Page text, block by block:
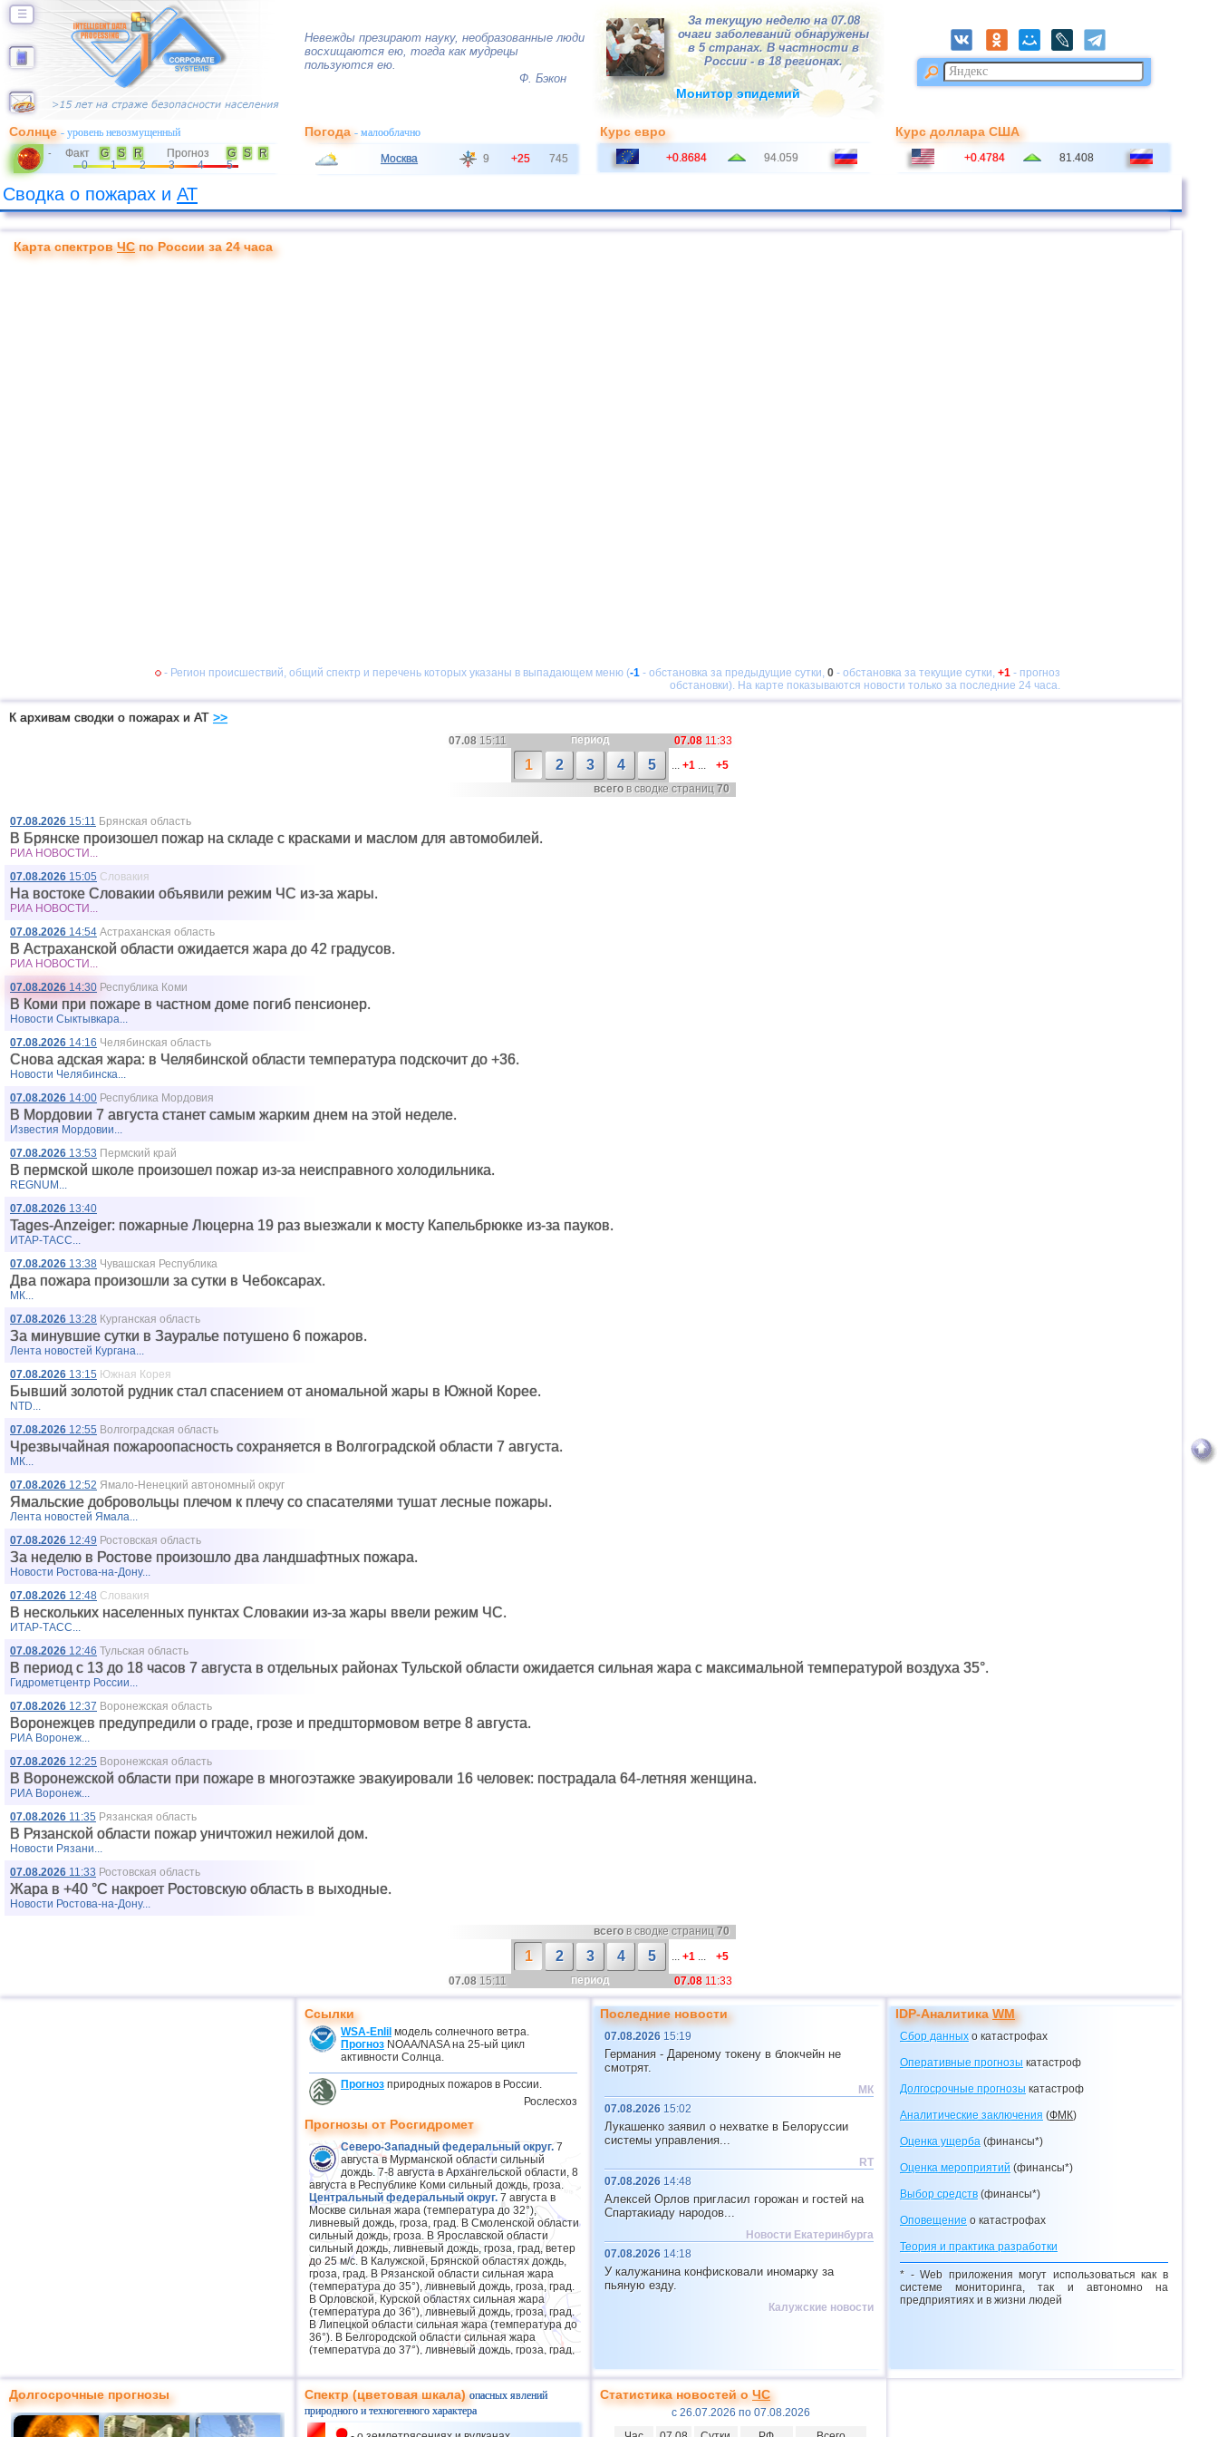
☰
Невежды презирают науку, необразованные люди
восхищаются ею, тогда как мудрецы
пользуются ею.
Ф. Бэкон
За текущую неделю на 07.08
очаги заболеваний обнаружены
в 5 странах. В частности в
России - в 18 регионах.
Монитор эпидемий
Солнце- уровень невозмущенный
- Факт G S R Прогноз G S
R
0
1 2 3 4 5
Погода- малооблачно
Москва 9 +25 745
Курс евро
+0.8684 94.059
Курс доллара США
+0.4784 81.408
Сводка о пожарах и АТ
Карта спектровЧСпо России за 24 часа
- Регион происшествий, общий спектр и перечень которых указаны в выпадающем меню (-1- обстановка за предыдущие сутки, 0- обстановка за текущие сутки, +1- прогноз
обстановки). На карте показываются новости только за последние 24 часа.
К архивам сводки о пожарах и АТ >>
07.0815:11 период 07.0811:33
1 2 3 4 5 ... +1...
+5
всегов сводке страниц 70
07.08.2026 15:11 Брянская область
В Брянске произошел пожар на складе с красками и маслом для автомобилей.
РИА НОВОСТИ...
07.08.2026 15:05 Словакия
На востоке Словакии объявили режим ЧС из-за жары.
РИА НОВОСТИ...
07.08.2026 14:54 Астраханская область
В Астраханской области ожидается жара до 42 градусов.
РИА НОВОСТИ...
07.08.2026 14:30 Республика Коми
В Коми при пожаре в частном доме погиб пенсионер.
Новости Сыктывкара...
07.08.2026 14:16 Челябинская область
Снова адская жара: в Челябинской области температура подскочит до +36.
Новости Челябинска...
07.08.2026 14:00 Республика Мордовия
В Мордовии 7 августа станет самым жарким днем на этой неделе.
Известия Мордовии...
07.08.2026 13:53 Пермский край
В пермской школе произошел пожар из-за неисправного холодильника.
REGNUM...
07.08.2026 13:40
Tages-Anzeiger: пожарные Люцерна 19 раз выезжали к мосту Капельбрюкке из-за пауков.
ИТАР-ТАСС...
07.08.2026 13:38 Чувашская Республика
Два пожара произошли за сутки в Чебоксарах.
МК...
07.08.2026 13:28 Курганская область
За минувшие сутки в Зауралье потушено 6 пожаров.
Лента новостей Кургана...
07.08.2026 13:15 Южная Корея
Бывший золотой рудник стал спасением от аномальной жары в Южной Корее.
NTD...
07.08.2026 12:55 Волгоградская область
Чрезвычайная пожароопасность сохраняется в Волгоградской области 7 августа.
МК...
07.08.2026 12:52 Ямало-Ненецкий автономный округ
Ямальские добровольцы плечом к плечу со спасателями тушат лесные пожары.
Лента новостей Ямала...
07.08.2026 12:49 Ростовская область
За неделю в Ростове произошло два ландшафтных пожара.
Новости Ростова-на-Дону...
07.08.2026 12:48 Словакия
В нескольких населенных пунктах Словакии из-за жары ввели режим ЧС.
ИТАР-ТАСС...
07.08.2026 12:46 Тульская область
В период с 13 до 18 часов 7 августа в отдельных районах Тульской области ожидается сильная жара с максимальной температурой воздуха 35°.
Гидрометцентр России...
07.08.2026 12:37 Воронежская область
Воронежцев предупредили о граде, грозе и предштормовом ветре 8 августа.
РИА Воронеж...
07.08.2026 12:25 Воронежская область
В Воронежской области при пожаре в многоэтажке эвакуировали 16 человек: пострадала 64-летняя женщина.
РИА Воронеж...
07.08.2026 11:35 Рязанская область
В Рязанской области пожар уничтожил нежилой дом.
Новости Рязани...
07.08.2026 11:33 Ростовская область
Жара в +40 °С накроет Ростовскую область в выходные.
Новости Ростова-на-Дону...
всегов сводке страниц 70
1 2 3 4 5 ... +1...
+5
07.0815:11 период 07.0811:33
Ссылки
WSA-Enlil модель солнечного ветра.
Прогноз NOAA/NASA на 25-ый цикл
активности Солнца.
Прогноз природных пожаров в России.
Рослесхоз
Прогнозы от Росгидромет
Северо-Западный федеральный округ. 7
августа в Мурманской области сильный
дождь. 7-8 августа в Архангельской области, 8
августа в Республике Коми сильный дождь, гроза.
Центральный федеральный округ. 7 августа в
Москве сильная жара (температура до 32°),
ливневый дождь, гроза, град. В Смоленской области
сильный дождь, гроза. В Ярославской области
сильный дождь, ливневый дождь, гроза, град, ветер
до 25 м/с. В Калужской, Брянской областях дождь,
гроза, град. В Рязанской области сильная жара
(температура до 35°), ливневый дождь, гроза, град.
В Орловской, Курской областях сильная жара
(температура до 36°), ливневый дождь, гроза, град.
В Липецкой области сильная жара (температура до
36°). В Белгородской области сильная жара
(температура до 37°), ливневый дождь, гроза, град,
ливневый дождь, гроза, 7 августа град. В
Воронежской области сильная жара (температура
до 37°), 7 августа дождь, гроза, град.
Приволжский федеральный округ.
Пензенской области дождь, гроза, град, ветер 15-20
Последние новости
07.08.2026 15:19
Германия - Дареному токену в блокчейн не
смотрят.
МК
07.08.2026 15:02
Лукашенко заявил о нехватке в Белоруссии
системы управления...
RT
07.08.2026 14:48
Алексей Орлов пригласил горожан и гостей на
Спартакиаду народов...
Новости Екатеринбурга
07.08.2026 14:18
У калужанина конфисковали иномарку за
пьяную езду.
Калужские новости
IDP-АналитикаWM
Сбор данных о катастрофах
Оперативные прогнозы катастроф
Долгосрочные прогнозы катастроф
Аналитические заключения (ФМК)
Оценка ущерба (финансы*)
Оценка мероприятий (финансы*)
Выбор средств (финансы*)
Оповещение о катастрофах
Теория и практика разработки
* - Web приложения могут использоваться как в
системе мониторинга, так и автономно на
предприятиях и в жизни людей
Долгосрочные прогнозы Спектр (цветовая шкала)опасных явлений
природного и техногенного характера
Статистика новостей оЧС
с 26.07.2026 по 07.08.2026